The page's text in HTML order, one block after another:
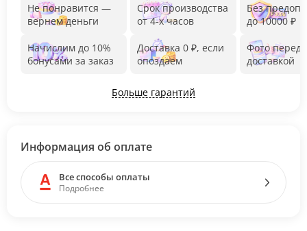
Не понравится —
вернем деньги
Начислим до 10%
бонусами за заказ
Срок производства
от 4-х часов
Доставка 0 ₽, если
опоздаем
Без
до 10000 ₽
Фото перед
доставкой
Больше гарантий
Информация об оплате
Все способы оплаты
Подробнее